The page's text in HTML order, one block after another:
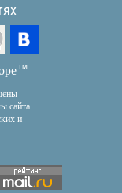
тм
сайта
и